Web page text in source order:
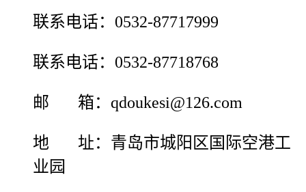
联系电话：0532-87717999
联系电话：0532-87718768
邮 箱：qdoukesi@126.com
地 址：青岛市城阳区国际空港工
业园